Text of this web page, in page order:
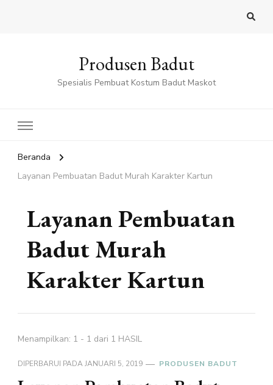
Produsen Badut
Spesialis Pembuat Kostum Badut Maskot
Beranda
Layanan Pembuatan Badut Murah Karakter Kartun
Layanan Pembuatan
Badut Murah
Karakter Kartun
Menampilkan: 1 - 1 dari 1 HASIL
DIPERBARUI PADAJANUARI 5, 2019 PRODUSEN BADUT